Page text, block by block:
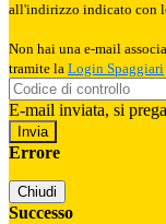
all'indirizzo indicato con
Non hai una e-mail
tramite la Login Spaggiari
E-mail inviata, si
Errore
Chiudi
Successo